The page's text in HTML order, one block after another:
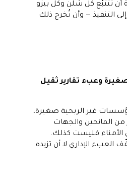
أن تتتبّع كل شلن وكل بيزو
التنفيذ — وأن تُخرج ذلك
وعبء تقارير ثقيل
غير الربحية صغيرة،
من المانحين والجهات
فليست كذلك.
العبء الإداري لا أن تزيده.